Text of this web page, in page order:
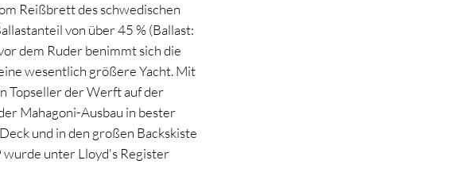
Reißbrett des schwedischen
von über 45 % (Ballast:
dem Ruder benimmt sich die
wesentlich größere Yacht. Mit
Topseller der Werft auf der
Mahagoni-Ausbau in bester
und in den großen Backskiste
wurde unter Lloyd's Register